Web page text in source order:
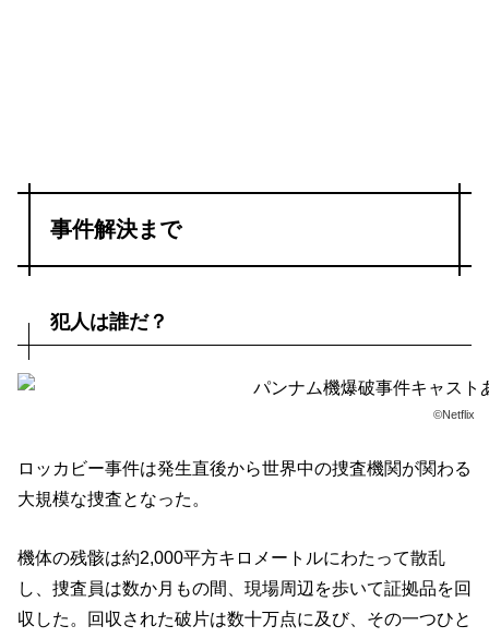
事件解決まで
犯人は誰だ？
©Netflix
ロッカビー事件は発生直後から世界中の捜査機関が関わる
大規模な捜査となった。
機体の残骸は約2,000平方キロメートルにわたって散乱
し、捜査員は数か月もの間、現場周辺を歩いて証拠品を回
収した。回収された破片は数十万点に及び、その一つひと